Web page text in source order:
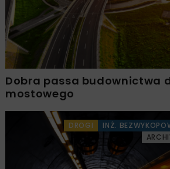
Dobra passa budownictwa
mostowego
DROGI INŻ.